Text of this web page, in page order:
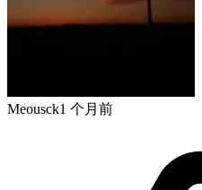
Meousck1 个月前